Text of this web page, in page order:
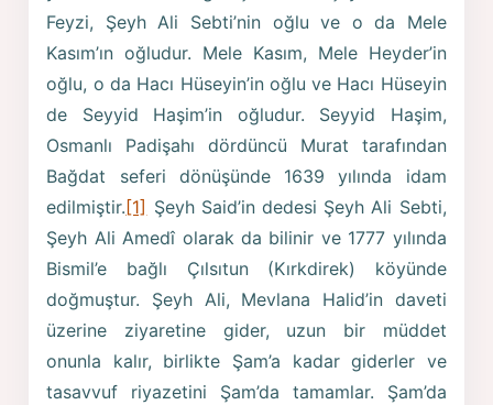
Feyzi, Şeyh Ali Sebti’nin oğlu ve o da Mele
Kasım’ın oğludur. Mele Kasım, Mele Heyder’in
oğlu, o da Hacı Hüseyin’in oğlu ve Hacı Hüseyin
de Seyyid Haşim’in oğludur. Seyyid Haşim,
Osmanlı Padişahı dördüncü Murat tarafından
Bağdat seferi dönüşünde 1639 yılında idam
edilmiştir. [1] Şeyh Said’in dedesi Şeyh Ali Sebti,
Şeyh Ali Amedî olarak da bilinir ve 1777 yılında
Bismil’e bağlı Çılsıtun (Kırkdirek) köyünde
doğmuştur. Şeyh Ali, Mevlana Halid’in daveti
üzerine ziyaretine gider, uzun bir müddet
onunla kalır, birlikte Şam’a kadar giderler ve
tasavvuf riyazetini Şam’da tamamlar. Şam’da